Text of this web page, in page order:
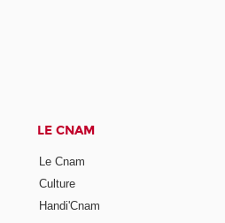
LE CNAM
Le Cnam
Culture
Handi'Cnam